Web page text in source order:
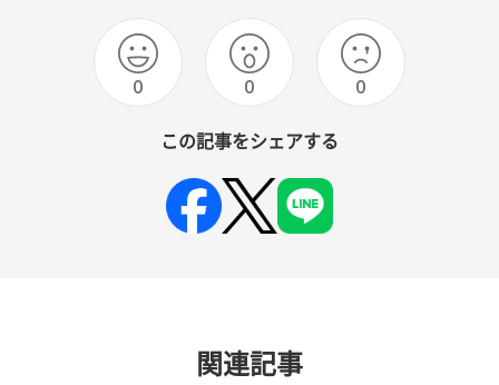
0 0 0
この記事をシェアする
関連記事